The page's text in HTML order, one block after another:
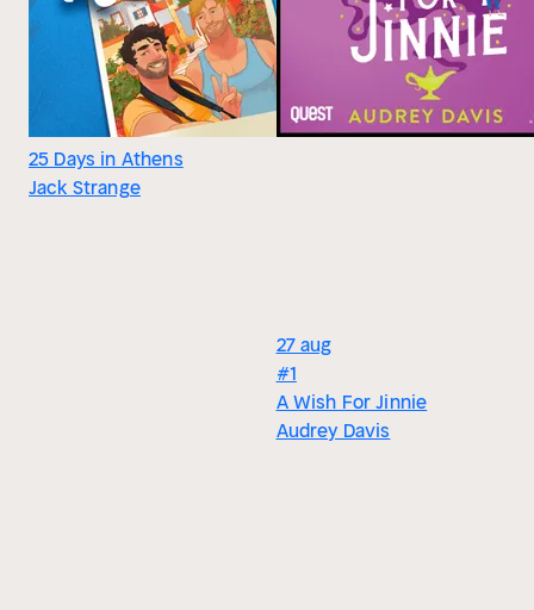
25 Days in Athens
Jack Strange
27 aug
#1
A Wish For Jinnie
Audrey Davis